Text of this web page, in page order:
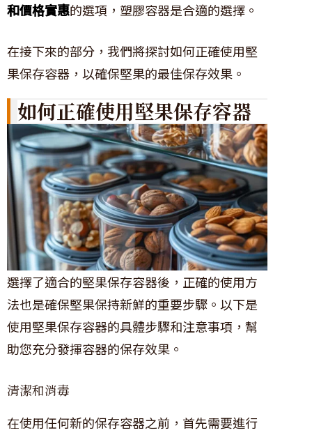
和價格實惠的選項，塑膠容器是合適的選擇。
在接下來的部分，我們將探討如何正確使用堅
果保存容器，以確保堅果的最佳保存效果。
如何正確使用堅果保存容器
選擇了適合的堅果保存容器後，正確的使用方
法也是確保堅果保持新鮮的重要步驟。以下是
使用堅果保存容器的具體步驟和注意事項，幫
助您充分發揮容器的保存效果。
清潔和消毒
在使用任何新的保存容器之前，首先需要進行